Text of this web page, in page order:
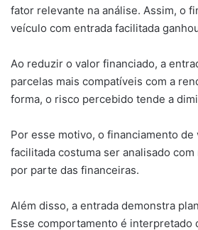
fator relevante na análise. Assim, o
veículo com entrada facilitada
Ao reduzir o valor financiado, a
parcelas mais compatíveis com a
forma, o risco percebido tende a
Por esse motivo, o financiamento
facilitada costuma ser analisado
por parte das financeiras.
Além disso, a entrada demonstra
Esse comportamento é interpretado